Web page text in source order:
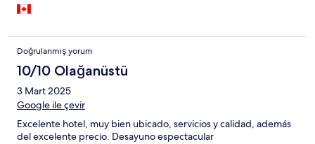
Doğrulanmış yorum
10/10 Olağanüstü
3 Mart 2025
Google ile çevir
Excelente hotel, muy bien ubicado, servicios y calidad, además
del excelente precio. Desayuno espectacular